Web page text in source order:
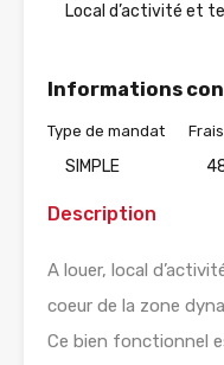
Local d’activité et
Informations
Type de mandat
SIMPLE
Description
A louer, local
coeur de la zone
Ce bien fonctionnel